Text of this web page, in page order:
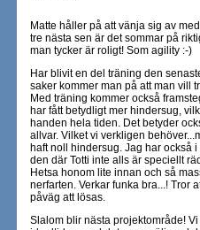
Matte håller på att vänja sig av
tre nästa sen är det sommar på
man tycker är roligt! Som agility :-)
Har blivit en del träning den
saker kommer man på att man vill
Med träning kommer också
har fått betydligt mer hindersug,
handen hela tiden. Det betyder
allvar. Vilket vi verkligen
haft noll hindersug. Jag har också
den där Totti inte alls är speciellt
Hetsa honom lite innan och så
nerfarten. Verkar funka bra...! Tror
påväg att lösas.
Slalom blir nästa projektområde!